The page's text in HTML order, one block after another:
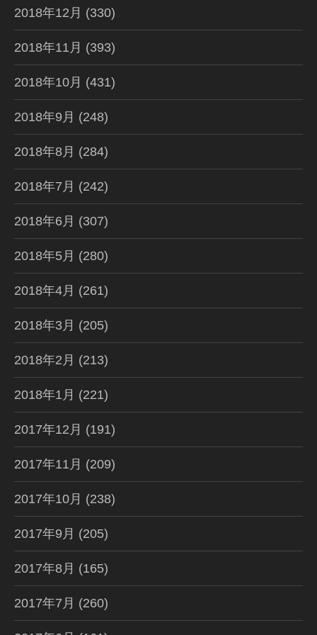
2018年12月 (330)
2018年11月 (393)
2018年10月 (431)
2018年9月 (248)
2018年8月 (284)
2018年7月 (242)
2018年6月 (307)
2018年5月 (280)
2018年4月 (261)
2018年3月 (205)
2018年2月 (213)
2018年1月 (221)
2017年12月 (191)
2017年11月 (209)
2017年10月 (238)
2017年9月 (205)
2017年8月 (165)
2017年7月 (260)